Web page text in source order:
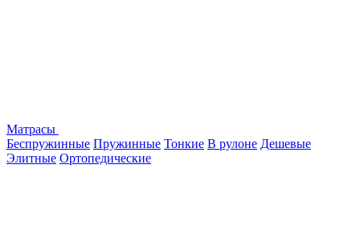
Матрасы
Беспружинные Пружинные Тонкие В рулоне Дешевые
Элитные Ортопедические